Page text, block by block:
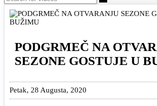
PODGRMEČ NA
SEZONE GOSTUJE U
Petak, 28 Augusta, 2020